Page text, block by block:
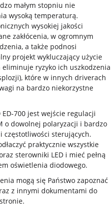
małym stopniu nie
wysoką temperaturą.
wysokiej jakości
zakłócenia, w ogromnym
a także podnosi
projekt wykluczający użycie
ryzyko ich uszkodzenia
które w innych driverach
na bardzo niekorzystne
700 jest wejście regulacji
o dowolnej polaryzacji i bardzo
częstotliwości sterujących.
praktycznie wszystkie
sterowniki LED i mieć pełną
oświetlenia diodowego.
mogą się Państwo zapoznać
z innymi dokumentami do